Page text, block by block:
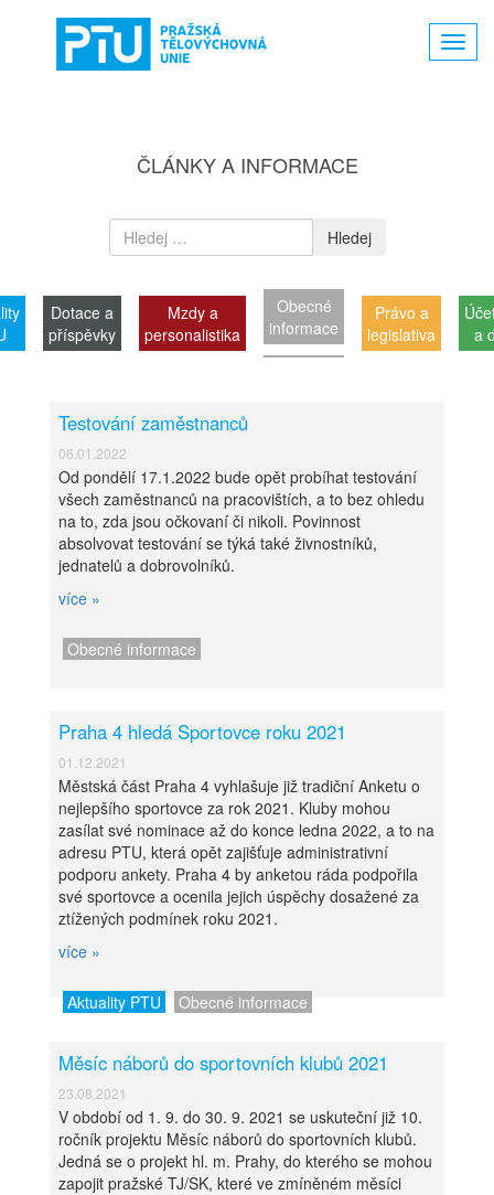
ČLÁNKY A INFORMACE
Hledej
Dotace a
příspěvky
Mzdy a
personalistika
Obecné
informace
Právo a
legislativa
a
Testování zaměstnanců
06.01.2022
Od pondělí 17.1.2022 bude opět probíhat testování
všech zaměstnanců na pracovištích, a to bez ohledu
na to, zda jsou očkovaní či nikoli. Povinnost
absolvovat testování se týká také živnostníků,
jednatelů a dobrovolníků.
více »
Obecné informace
Praha 4 hledá Sportovce roku 2021
01.12.2021
Městská část Praha 4 vyhlašuje již tradiční Anketu o
nejlepšího sportovce za rok 2021. Kluby mohou
zasílat své nominace až do konce ledna 2022, a to na
adresu PTU, která opět zajišťuje administrativní
podporu ankety. Praha 4 by anketou ráda podpořila
své sportovce a ocenila jejich úspěchy dosažené za
ztížených podmínek roku 2021.
více »
Aktuality PTU Obecné informace
Měsíc náborů do sportovních klubů 2021
23.08.2021
V období od 1. 9. do 30. 9. 2021 se uskuteční již 10.
ročník projektu Měsíc náborů do sportovních klubů.
Jedná se o projekt hl. m. Prahy, do kterého se mohou
zapojit pražské TJ/SK, které ve zmíněném měsíci